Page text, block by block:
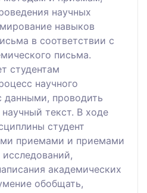
научных
навыков
в соответствии с
письма.
студентам
научного
данными, проводить
текст. В ходе
студент
приемами и приемами
академических
обобщать,